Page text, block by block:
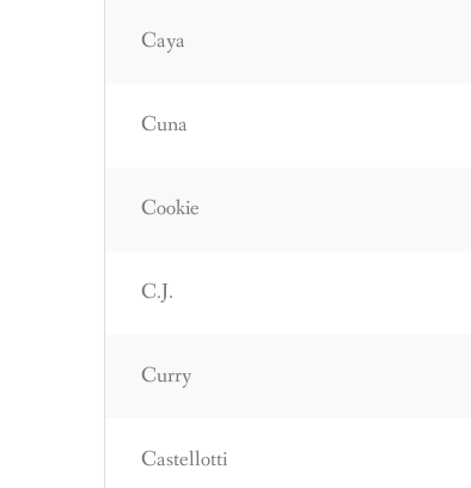
Caya
Cuna
Cookie
C.J.
Curry
Castellotti